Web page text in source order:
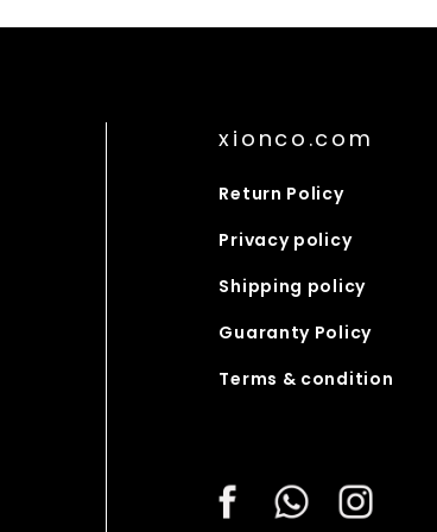
xionco.com
Return Policy
Privacy policy
Shipping policy
Guaranty Policy
Terms & condition